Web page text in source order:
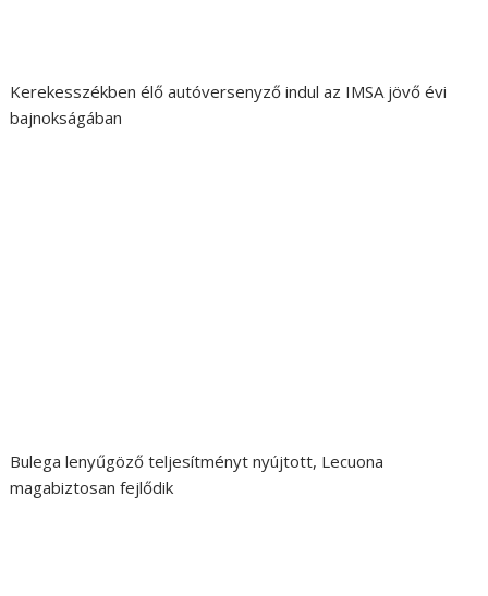
Kerekesszékben élő autóversenyző indul az IMSA jövő évi
bajnokságában
Bulega lenyűgöző teljesítményt nyújtott, Lecuona
magabiztosan fejlődik